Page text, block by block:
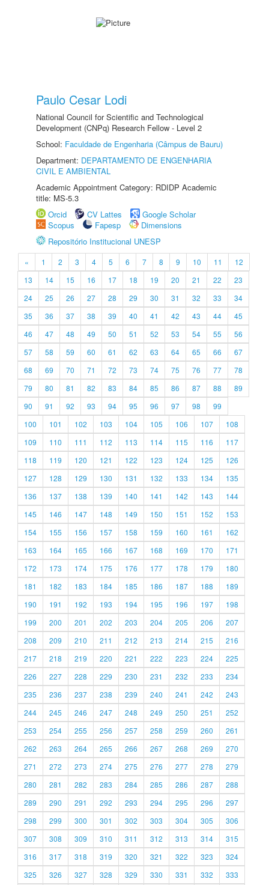
Paulo Cesar Lodi
National Council for Scientific and Technological
Development (CNPq) Research Fellow - Level 2
School: Faculdade de Engenharia (Câmpus de Bauru)
Department: DEPARTAMENTO DE ENGENHARIA
CIVIL E AMBIENTAL
Academic Appointment Category: RDIDP Academic
title: MS-5.3
Orcid
CV Lattes
Google Scholar
Scopus
Fapesp
Dimensions
Repositório Institucional UNESP
« 1 2 3 4 5 6 7 8 9 10 11
12
13
14 15 16 17 18 19 20 21 22
23
24
25 26 27 28 29 30 31 32 33
34
35
36 37 38 39 40 41 42 43 44
45
46
47 48 49 50 51 52 53 54 55
56
57
58 59 60 61 62 63 64 65 66
67
68
69 70 71 72 73 74 75 76 77
78
79
80 81 82 83 84 85 86 87 88
89
90
91 92 93 94 95 96 97 98
99
100
101 102 103 104 105 106 107
108
109
110 111 112 113 114 115 116
117
118
119 120 121 122 123 124 125
126
127
128 129 130 131 132 133 134
135
136
137 138 139 140 141 142 143
144
145
146 147 148 149 150 151 152
153
154
155 156 157 158 159 160 161
162
163
164 165 166 167 168 169 170
171
172
173 174 175 176 177 178 179
180
181
182 183 184 185 186 187 188
189
190
191 192 193 194 195 196 197
198
199
200 201 202 203 204 205 206
207
208
209 210 211 212 213 214 215
216
217
218 219 220 221 222 223 224
225
226
227 228 229 230 231 232 233
234
235
236 237 238 239 240 241 242
243
244
245 246 247 248 249 250 251
252
253
254 255 256 257 258 259 260
261
262
263 264 265 266 267 268 269
270
271
272 273 274 275 276 277 278
279
280
281 282 283 284 285 286 287
288
289
290 291 292 293 294 295 296
297
298
299 300 301 302 303 304 305
306
307
308 309 310 311 312 313 314
315
316
317 318 319 320 321 322 323
324
325
326 327 328 329 330 331 332 333